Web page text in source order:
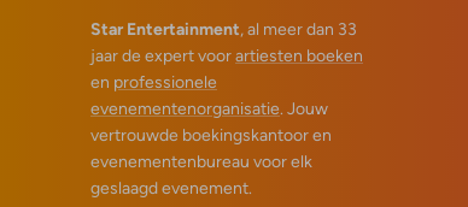
Star Entertainment, al meer dan 33
jaar de expert voorartiesten boeken
en professionele
evenementenorganisatie. Jouw
vertrouwde boekingskantoor en
evenementenbureau voor elk
geslaagd evenement.